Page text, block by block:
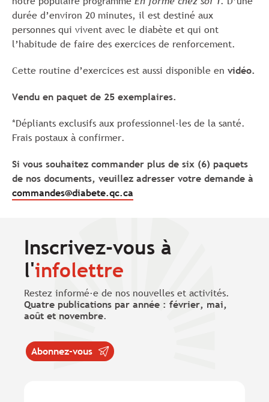
onglet.
(format
pdf,
taille
1
dans
un
nouvel
onglet.
durée d’environ 20 minutes, il est destiné aux
personnes qui vivent avec le diabète et qui ont
l’habitude de faire des exercices de renforcement.
Cette routine d’exercices est aussi disponible en vidéo.
Vendu en paquet de 25 exemplaires.
*Dépliants exclusifs aux professionnel·les de la santé.
Frais postaux à confirmer.
Si vous souhaitez commander plus de six (6) paquets
de nos documents, veuillez adresser votre demande à
commandes@diabete.qc.ca
Inscrivez-vous à
l'infolettre
Restez informé·e de nos nouvelles et activités.
Quatre publications par année : février, mai,
août et novembre.
Abonnez-vous